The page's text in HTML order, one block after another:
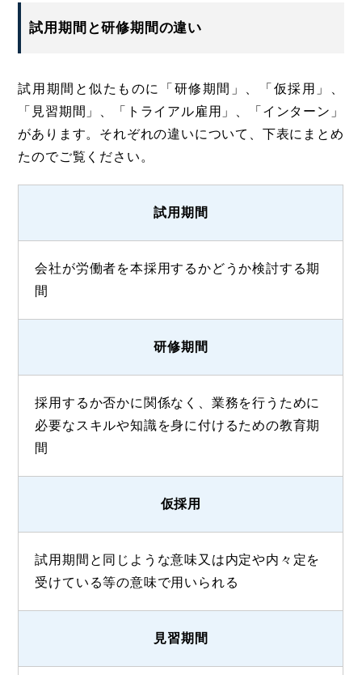
試用期間と研修期間の違い
試用期間と似たものに「研修期間」、「仮採用」、
「見習期間」、「トライアル雇用」、「インターン」
があります。それぞれの違いについて、下表にまとめ
たのでご覧ください。
試用期間
会社が労働者を本採用するかどうか検討する期
間
研修期間
採用するか否かに関係なく、業務を行うために
必要なスキルや知識を身に付けるための教育期
間
仮採用
試用期間と同じような意味又は内定や内々定を
受けている等の意味で用いられる
見習期間